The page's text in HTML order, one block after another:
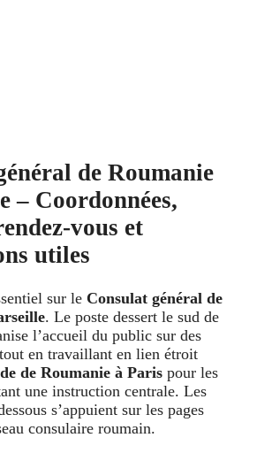
de Roumanie
– Coordonnées,
vous et
utiles
sur le Consulat général de
. Le poste dessert le sud de
l’accueil du public sur des
en travaillant en lien étroit
de Roumanie à Paris pour les
une instruction centrale. Les
s’appuient sur les pages
consulaire roumain.